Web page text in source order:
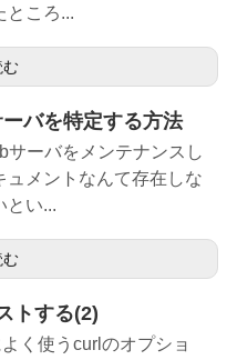
ところ...
む
バを特定する方法
サーバをメンテナンスし
ュメントなんて存在しな
とい...
む
トする(2)
く使うcurlのオプショ